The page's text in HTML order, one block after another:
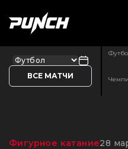
ВСЕ МАТЧИ
Фигурное катание28